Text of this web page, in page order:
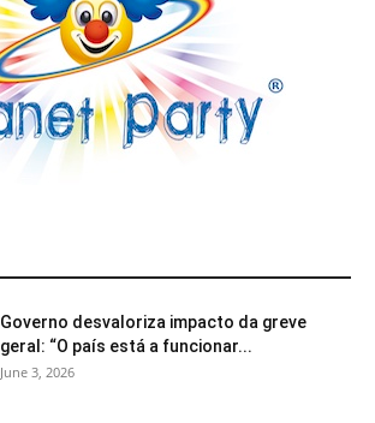
Governo desvaloriza impacto da greve
geral: “O país está a funcionar...
June 3, 2026